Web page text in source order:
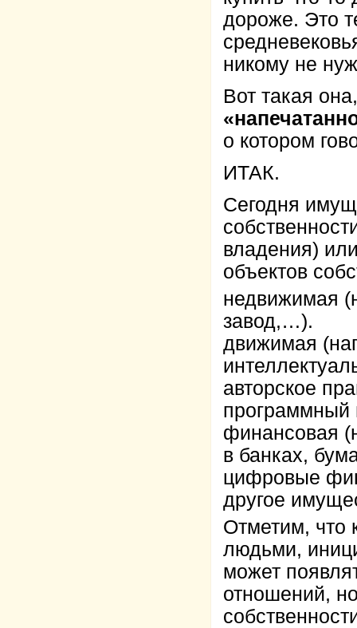
дороже. Это
никому не
Вот такая
о котором
ИТАК.
Сегодня
владения)
объектов
недвижимая
завод,…).
движимая
авторское
программный
финансовая
в банках,
цифровые
другое
Отметим, что
людьми,
может
отношений,